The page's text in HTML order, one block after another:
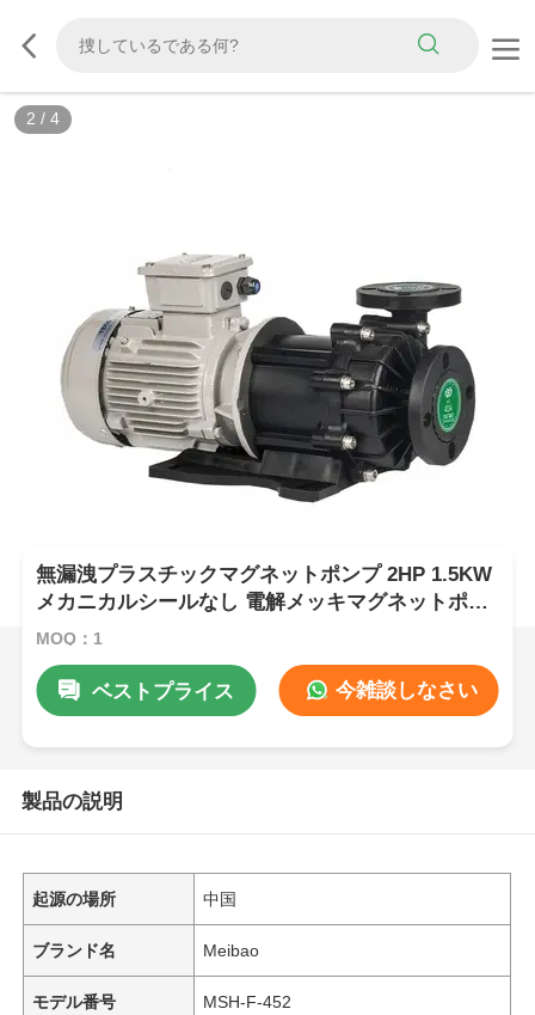
3 / 4
無漏洩プラスチックマグネットポンプ 2HP 1.5KW
メカニカルシールなし 電解メッキマグネットポン
プ
MOQ：1
ベストプライス 今雑談しなさい
製品の説明
起源の場所 中国
ブランド名 Meibao
モデル番号 MSH-F-452